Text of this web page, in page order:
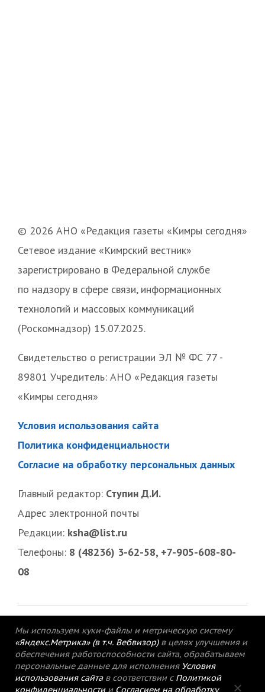
© 2026 АНО «Редакция газеты «Кимры сегодня»
Сетевое издание «Кимрский вестник»
зарегистрировано в Федеральной службе
по надзору в сфере связи, информационных
технологий и массовых коммуникаций
(Роскомнадзор) 15.07.2025.
Свидетельство о регистрации ЭЛ № ФС 77 -
89801 Учредитель: АНО «Редакция газеты
«Кимры сегодня»
Условия использования сайта
Политика конфиденциальности
Согласие на обработку персональных данных
Главный редактор: Ступин Д.И.
Адрес электронной почты
Редакции: ksha@list.ru
Телефоны: 8 (48236) 3-62-58, +7-905-608-80-
08
Мы используем куки-файлы и метрическую систему
«Яндекс.Метрика» (в т.ч. Вебвизор) в целях улучшения и
обеспечения работоспособности сайта, обрабатываем
персональные данные для исполнения Условия
использования сайтав соответствии с Политикой
конфиденциальностии Согласием на обработку